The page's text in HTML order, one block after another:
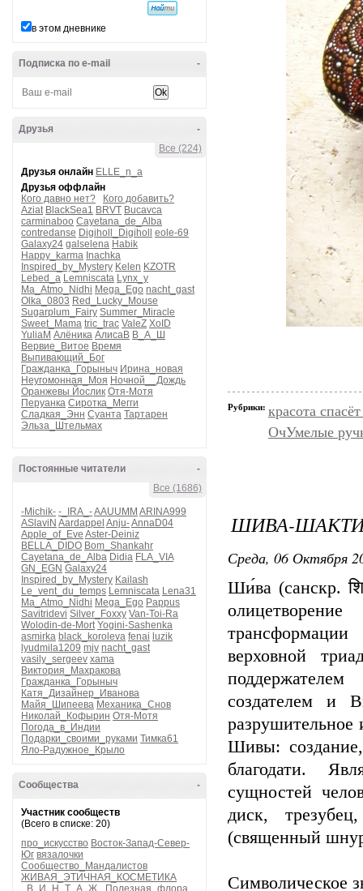
в этом дневнике
-
Подписка по e-mail
-
Друзья
Все (224)
Друзья онлайн ELLE_n_a
Друзья оффлайн
Кого давно нет?
Кого добавить?
Aziat BlackSea1 BRVT Bucavca
carminaboo Cayetana_de_Alba
contredanse Digiholl_Digiholl
eole-69
Galaxy24 galselena Habik
Happy_karma Inachka
Inspired_by_Mystery Kelen KZOTR
Lebed_a Lemniscata Lynx_y
Ma_Atmo_Nidhi Mega_Ego nacht_gast
Olka_0803 Red_Lucky_Mouse
Sugarplum_Fairy Summer_Miracle
Sweet_Mama tric_trac ValeZ XoID
YuliaM Алёника АлисаВ В_А_Ш
Вервие_Витое Время
Выпивающий_Бог
Гражданка_Горыныч Ирина_новая
Неугомонная_Моя Ночной__Дождь
Оранжевы Йослик Отя-Мотя
Перуанка Сиротка_Мегги
Сладкая_Энн Суанта Тартарен
Эльза_Штельмах
-
Постоянные читатели
Все (1686)
-Michik- -_IRA_-AAUUMM ARINA999
ASlaviN Aardappel Anju-AnnaD04
Apple_of_Eve Aster-Deiniz
BELLA_DIDO Bom_Shankahr
Cayetana_de_Alba Didia FLA_VIA
GN_EGN Galaxy24
Inspired_by_Mystery Kailash
Le_vent_du_temps Lemniscata Lena31
Ma_Atmo_Nidhi Mega_Ego Pappus
Savitridevi Silver_Foxxy Van-Toi-Ra
Wolodin-de-Mort Yogini-Sashenka
asmirka black_koroleva fenai luzik
lyudmila1209 mjv nacht_gast
vasily_sergeev xama
Виктория_Махракова
Гражданка_Горыныч
Катя_Дизайнер_Иванова
Майя_Шипеева Механика_Снов
Николай_Кофырин Отя-Мотя
Погода_в_Индии
Подарки_своими_руками Тимка61
Яло-Радужное_Крыло
-
Сообщества
Участник сообществ
(Всего в списке: 20)
про_искусство Восток-Запад-Север-
Юг вязалочки
Сообщество_Мандалистов
ЖИВАЯ_ЭТИЧНАЯ_КОСМЕТИКА
_В_И_Н_Т_А_Ж_
Полезная_флора
Рубрики: красота
ОчУмелые
ШИВА-
Среда, 06 Октября
Ши́ва (санскр.
трансформации
верховной
создателем и
разрушительное
Шивы:
благодати.
сущностей
диск,
(священный
Символическое